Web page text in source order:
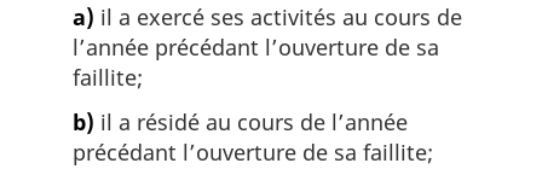
a) il a exercé ses activités au cours de
l’année précédant l’ouverture de sa
faillite;
b) il a résidé au cours de l’année
précédant l’ouverture de sa faillite;